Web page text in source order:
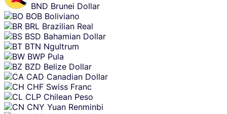
BND Brunei Dollar
BOB Boliviano
BRL Brazilian Real
BSD Bahamian Dollar
BTN Ngultrum
BWP Pula
BZD Belize Dollar
CAD Canadian Dollar
CHF Swiss Franc
CLP Chilean Peso
CNY Yuan Renminbi